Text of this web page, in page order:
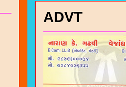
ADVT